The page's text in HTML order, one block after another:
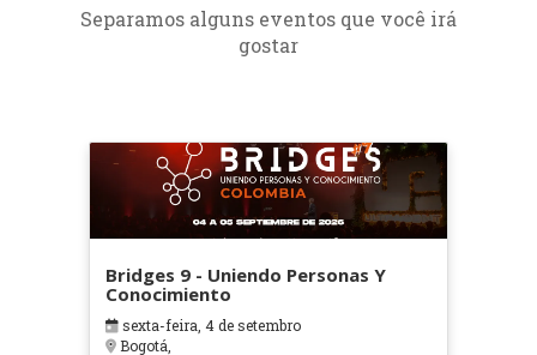
Separamos alguns eventos que você irá
gostar
Bridges 9 - Uniendo Personas Y
Conocimiento
sexta-feira, 4 de setembro
Bogotá,